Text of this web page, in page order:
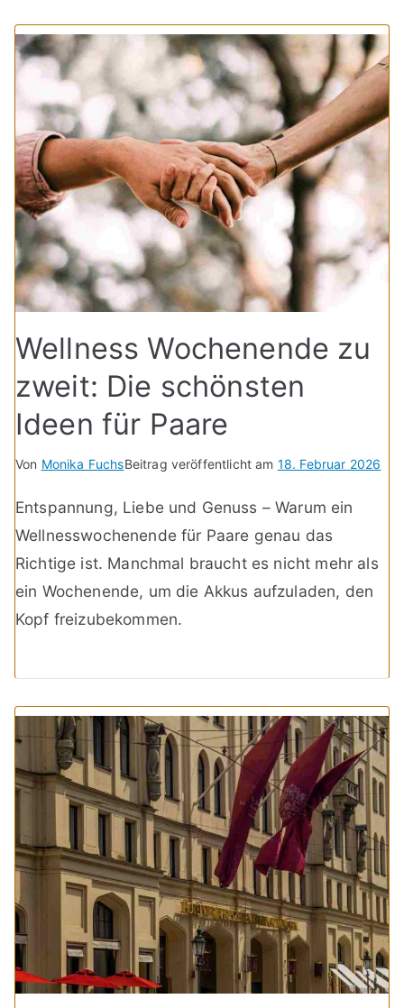
Wellness Wochenende zu
zweit: Die schönsten
Ideen für Paare
Von Monika FuchsBeitrag veröffentlicht am 18. Februar 2026
Entspannung, Liebe und Genuss – Warum ein
Wellnesswochenende für Paare genau das
Richtige ist. Manchmal braucht es nicht mehr als
ein Wochenende, um die Akkus aufzuladen, den
Kopf freizubekommen.